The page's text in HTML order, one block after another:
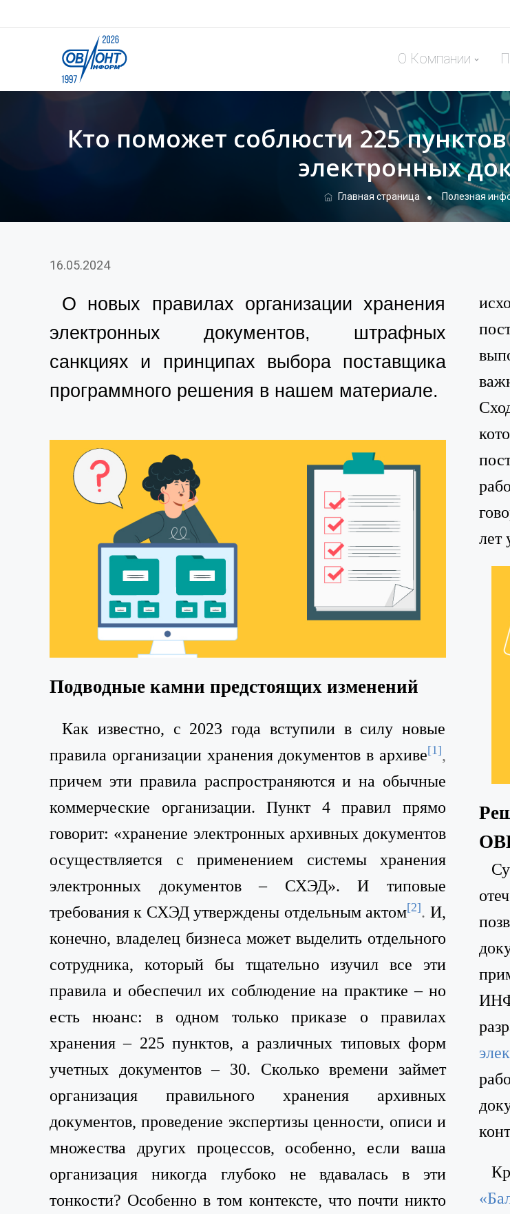
О Компании
Кто поможет соблюсти 225
электронных
Главная страница Полезная
16.05.2024
О новых правилах организации хранения
электронных документов, штрафных
санкциях и принципах выбора поставщика
программного решения в нашем материале.
Подводные камни предстоящих изменений
Как известно, с 2023 года вступили в силу новые
правила организации хранения документов в архиве[1],
причем эти правила распространяются и на обычные
коммерческие организации. Пункт 4 правил прямо
говорит: «хранение электронных архивных документов
осуществляется с применением системы хранения
электронных документов – СХЭД». И типовые
требования к СХЭД утверждены отдельным актом[2]. И,
конечно, владелец бизнеса может выделить отдельного
сотрудника, который бы тщательно изучил все эти
правила и обеспечил их соблюдение на практике – но
есть нюанс: в одном только приказе о правилах
хранения – 225 пунктов, а различных типовых форм
учетных документов – 30. Сколько времени займет
организация правильного хранения архивных
документов, проведение экспертизы ценности, описи и
множества других процессов, особенно, если ваша
организация никогда глубоко не вдавалась в эти
тонкости? Особенно в том контексте, что почти никто
лет